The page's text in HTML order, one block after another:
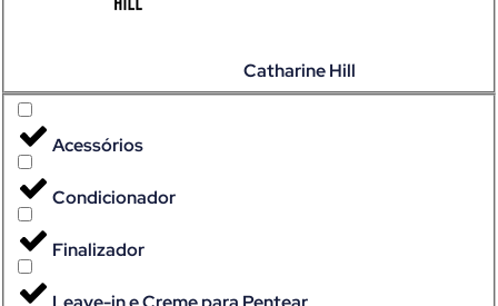
Catharine Hill
Acessórios
Condicionador
Finalizador